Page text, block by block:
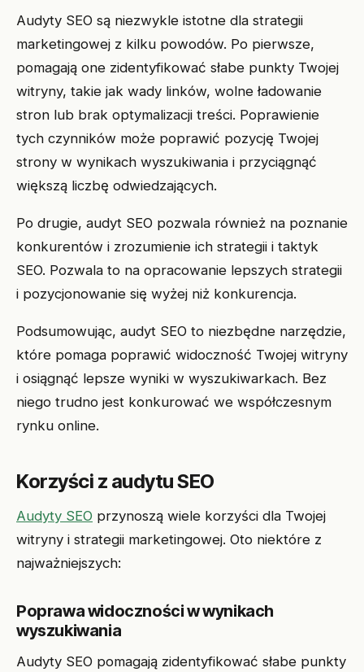
Audyty SEO są niezwykle istotne dla strategii
marketingowej z kilku powodów. Po pierwsze,
pomagają one zidentyfikować słabe punkty Twojej
witryny, takie jak wady linków, wolne ładowanie
stron lub brak optymalizacji treści. Poprawienie
tych czynników może poprawić pozycję Twojej
strony w wynikach wyszukiwania i przyciągnąć
większą liczbę odwiedzających.
Po drugie, audyt SEO pozwala również na poznanie
konkurentów i zrozumienie ich strategii i taktyk
SEO. Pozwala to na opracowanie lepszych strategii
i pozycjonowanie się wyżej niż konkurencja.
Podsumowując, audyt SEO to niezbędne narzędzie,
które pomaga poprawić widoczność Twojej witryny
i osiągnąć lepsze wyniki w wyszukiwarkach. Bez
niego trudno jest konkurować we współczesnym
rynku online.
Korzyści z audytu SEO
Audyty SEO przynoszą wiele korzyści dla Twojej
witryny i strategii marketingowej. Oto niektóre z
najważniejszych:
Poprawa widoczności w wynikach
wyszukiwania
Audyty SEO pomagają zidentyfikować słabe punkty